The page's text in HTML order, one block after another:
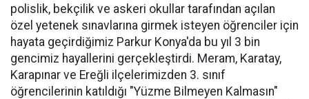
polislik, bekçilik ve askeri okullar tarafından açılan
özel yetenek sınavlarına girmek isteyen öğrenciler için
hayata geçirdiğimiz Parkur Konya'da bu yıl 3 bin
gencimiz hayallerini gerçekleştirdi. Meram, Karatay,
Karapınar ve Ereğli ilçelerimizden 3. sınıf
öğrencilerinin katıldığı "Yüzme Bilmeyen Kalmasın"